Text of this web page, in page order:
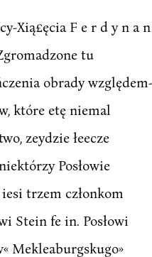
Xią£ęcia F e r d y n a n
tu
obrady względem-
które etę niemal
zeydzie łeecze
Posłowie
trzem członkom
Stein fe in. Posłowi
Mekleaburgskugo»